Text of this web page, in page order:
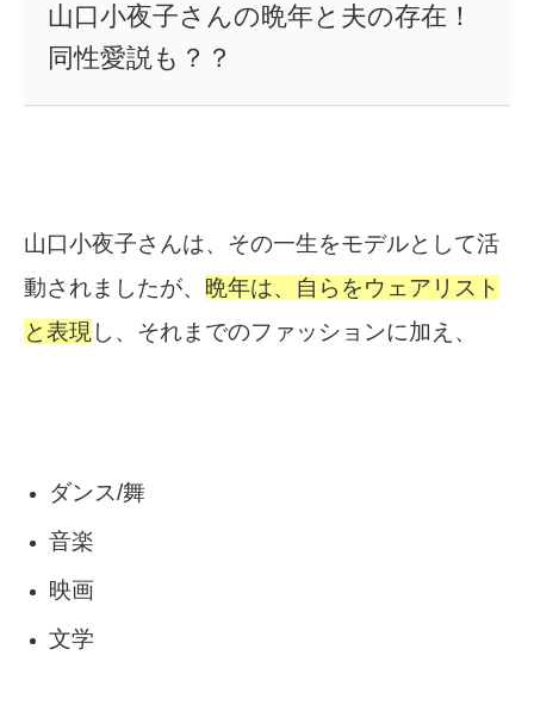
山口小夜子さんの晩年と夫の存在！
同性愛説も？？
山口小夜子さんは、その一生をモデルとして活
動されましたが、 晩年は、自らをウェアリスト
と表現し、それまでのファッションに加え、
ダンス/舞
音楽
映画
文学